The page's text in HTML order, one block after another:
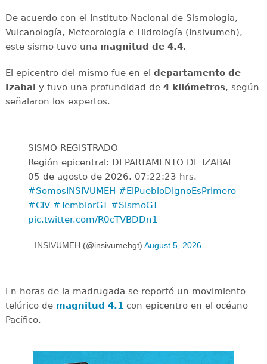
De acuerdo con el Instituto Nacional de Sismología,
Vulcanología, Meteorología e Hidrología (Insivumeh),
este sismo tuvo una magnitud de 4.4.
El epicentro del mismo fue en el departamento de
Izabal y tuvo una profundidad de 4 kilómetros, según
señalaron los expertos.
SISMO REGISTRADO
Región epicentral: DEPARTAMENTO DE IZABAL
05 de agosto de 2026. 07:22:23 hrs.
#SomosINSIVUMEH #ElPuebloDignoEsPrimero
#CIV #TemblorGT #SismoGT
pic.twitter.com/R0cTVBDDn1
— INSIVUMEH (@insivumehgt) August 5, 2026
En horas de la madrugada se reportó un movimiento
telúrico de magnitud 4.1con epicentro en el océano
Pacífico.